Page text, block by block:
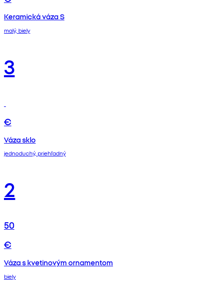
Keramická váza S
malý, biely
3
€
Váza sklo
jednoduchý, priehľadný
2
50
€
Váza s kvetinovým ornamentom
biely